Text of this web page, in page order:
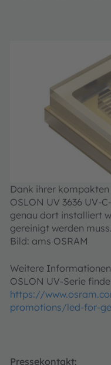
Dank ihrer
OSLON UV 3636 UV-
genau dort installiert
gereinigt werden muss.
Bild: ams OSRAM
Weitere
OSLON UV-Serie
https://
promotions/led-for-
Pressekontakt: